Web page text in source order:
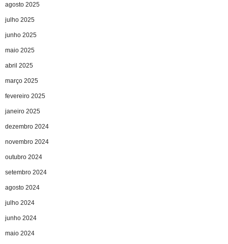
agosto 2025
julho 2025
junho 2025
maio 2025
abril 2025
março 2025
fevereiro 2025
janeiro 2025
dezembro 2024
novembro 2024
outubro 2024
setembro 2024
agosto 2024
julho 2024
junho 2024
maio 2024